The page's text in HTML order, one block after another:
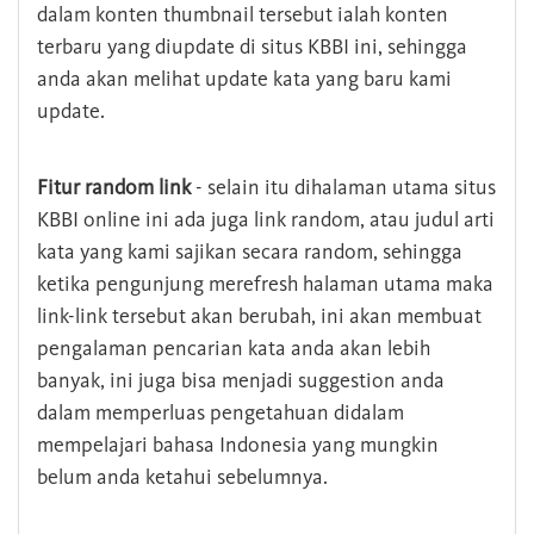
dalam konten thumbnail tersebut ialah konten
terbaru yang diupdate di situs KBBI ini, sehingga
anda akan melihat update kata yang baru kami
update.
Fitur random link- selain itu dihalaman utama situs
KBBI online ini ada juga link random, atau judul arti
kata yang kami sajikan secara random, sehingga
ketika pengunjung merefresh halaman utama maka
link-link tersebut akan berubah, ini akan membuat
pengalaman pencarian kata anda akan lebih
banyak, ini juga bisa menjadi suggestion anda
dalam memperluas pengetahuan didalam
mempelajari bahasa Indonesia yang mungkin
belum anda ketahui sebelumnya.